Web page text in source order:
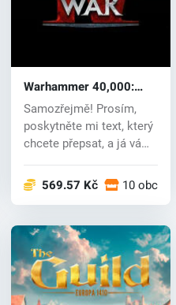
Warhammer 40,000:
Dawn of War IV (PC) key
Samozřejmě! Prosím,
poskytněte mi text, který
chcete přepsat, a já vám
569.57 Kč 10